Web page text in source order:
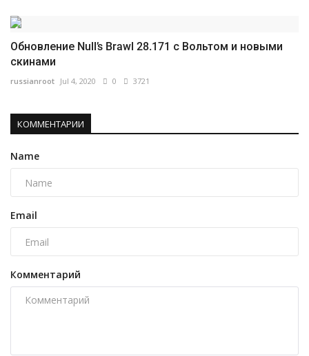
Обновление Null’s Brawl 28.171 с Вольтом и новыми
скинами
russianroot Jul 4, 2020 0 3721
КОММЕНТАРИИ
Name
Email
Комментарий